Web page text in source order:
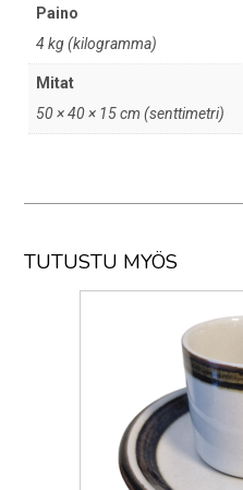
Paino
4 kg (kilogramma)
Mitat
50 × 40 × 15 cm (senttimetri)
TUTUSTU MYÖS